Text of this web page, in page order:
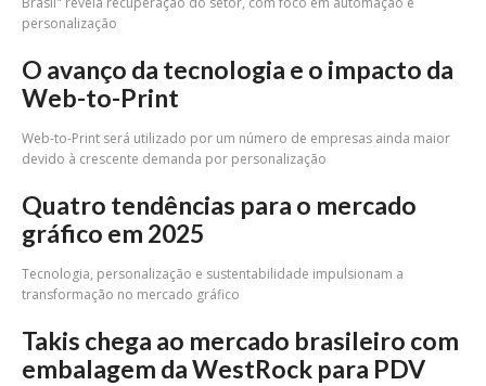
personalização
O avanço da tecnologia e o impacto da
Web-to-Print
Web-to-Print será utilizado por um número de empresas ainda maior
devido à crescente demanda por personalização
Quatro tendências para o mercado
gráfico em 2025
Tecnologia, personalização e sustentabilidade impulsionam a
transformação no mercado gráfico
Takis chega ao mercado brasileiro com
embalagem da WestRock para PDV